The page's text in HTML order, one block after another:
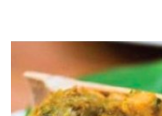
অন্যান্য